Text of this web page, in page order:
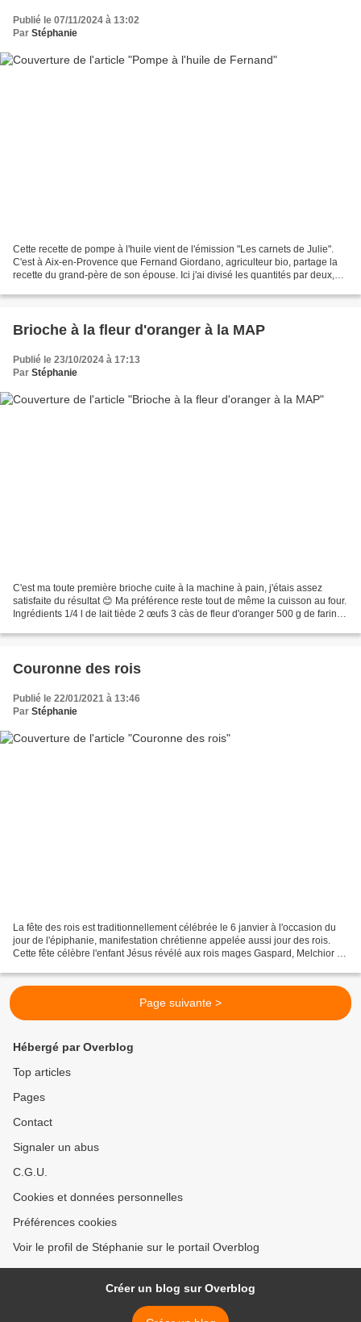
Publié le 07/11/2024 à 13:02
Par Stéphanie
Cette recette de pompe à l'huile vient de l'émission "Les carnets de Julie".
C'est à Aix-en-Provence que Fernand Giordano, agriculteur bio, partage la
recette du grand-père de son épouse. Ici j'ai divisé les quantités par deux,
Brioche à la fleur d'oranger à la MAP
Publié le 23/10/2024 à 17:13
Par Stéphanie
C'est ma toute première brioche cuite à la machine à pain, j'étais assez
satisfaite du résultat 😊 Ma préférence reste tout de même la cuisson au four.
Ingrédients 1/4 l de lait tiède 2 œufs 3 càs de fleur d'oranger 500 g de farine
Couronne des rois
Publié le 22/01/2021 à 13:46
Par Stéphanie
La fête des rois est traditionnellement célébrée le 6 janvier à l'occasion du
jour de l'épiphanie, manifestation chrétienne appelée aussi jour des rois.
Cette fête célèbre l'enfant Jésus révélé aux rois mages Gaspard, Melchior et
Page suivante >
Hébergé par Overblog
Top articles
Pages
Contact
Signaler un abus
C.G.U.
Cookies et données personnelles
Préférences cookies
Voir le profil de Stéphanie sur le portail Overblog
Créer un blog sur Overblog